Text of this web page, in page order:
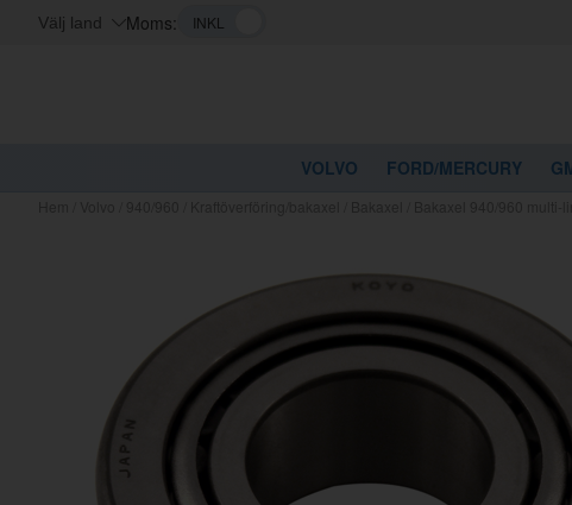
Välj land Moms:
VOLVO FORD/MERCURY
Kanske